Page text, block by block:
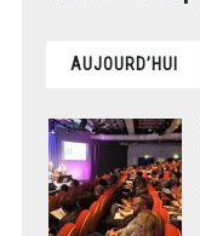
AUJOURD’HUI